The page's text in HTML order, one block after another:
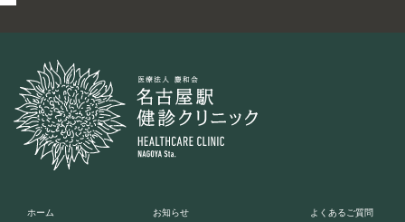
ホーム お知らせ よくあるご質問